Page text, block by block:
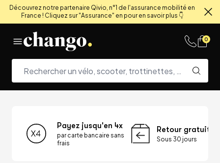
Découvrez notre partenaire Qivio, n°1 de l'assurance mobilité en
France ! Cliquez sur "Assurance" en pour en savoir plus 👇
0
Payez jusqu'en 4x
par carte bancaire sans
frais
Retour gratuit
Sous 30 jours